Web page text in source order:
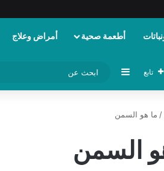
أطعمة صحية أمراض وعلاج
تابع إضافة عمود جانبي
/ ما هو السمن
السمن